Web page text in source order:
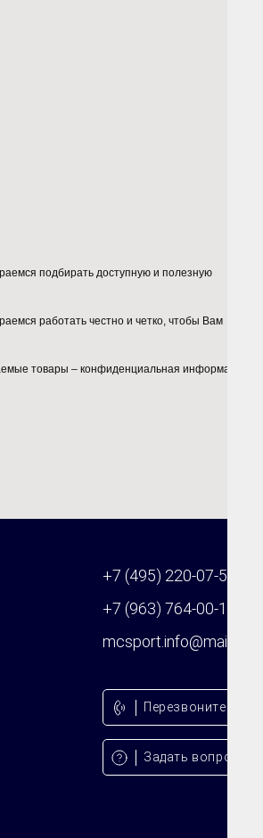
подбирать доступную и полезную
работать честно и четко, чтобы Вам
товары – конфиденциальная информация, о
+7 (495) 220-07-59
+7 (963) 764-00-11
mcsport.info@mail.ru
Перезвонитe мне
Задать вопрос